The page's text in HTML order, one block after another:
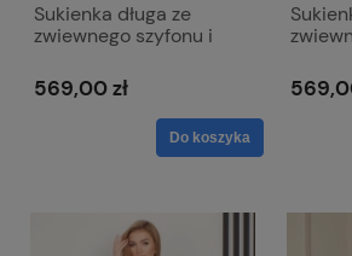
Sukienka długa ze
zwiewnego szyfonu i
Laura chaber
569,00 zł
Do koszyka
Laura